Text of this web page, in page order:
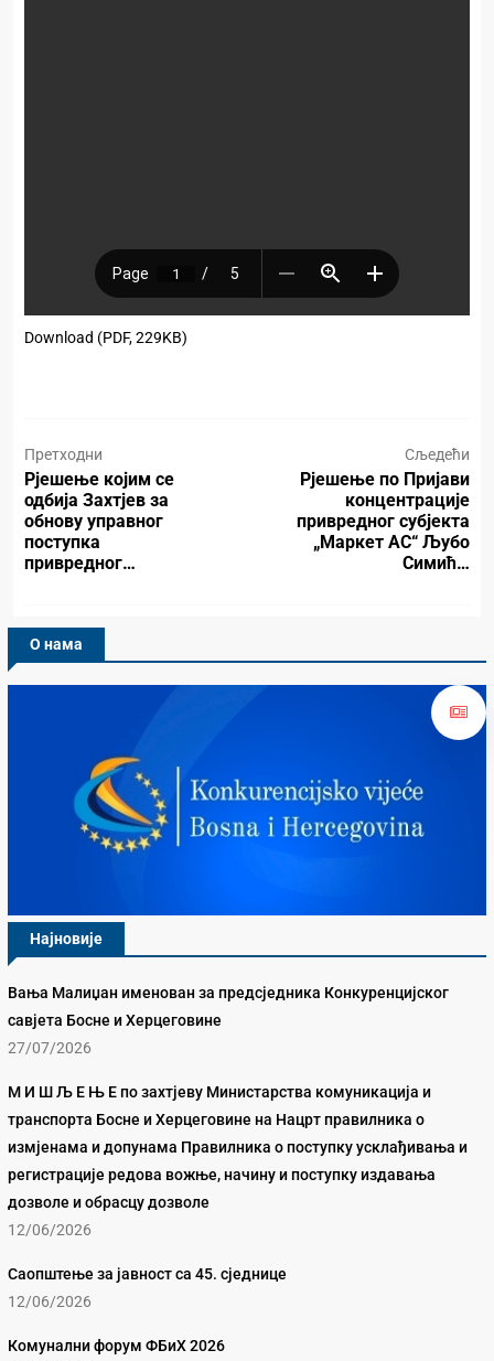
Download (PDF, 229KB)
Претходни
Рјешење којим се
одбија Захтјев за
обнову управног
поступка
привредног…
Сљедећи
Рјешење по Пријави
концентрације
привредног субјекта
„Маркет АС“ Љубо
Симић…
О нама
Најновије
Вања Малиџан именован за предсједника Конкуренцијског
савјета Босне и Херцеговине
27/07/2026
М И Ш Љ Е Њ Е по захтјеву Министарства комуникација и
транспорта Босне и Херцеговине на Нацрт правилника о
измјенама и допунама Правилника о поступку усклађивања и
регистрације редова вожње, начину и поступку издавања
дозволе и обрасцу дозволе
12/06/2026
Саопштење за јавност са 45. сједнице
12/06/2026
Комунални форум ФБиХ 2026